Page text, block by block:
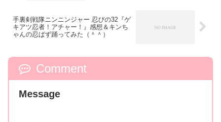
手裏剣戦隊ニンニンジャー 忍びの32『ゲ
キアツ忍者！アチャー！』感想＆キンち
ゃんの忍ばず踊ってみた（＾＾）
Comment
Message